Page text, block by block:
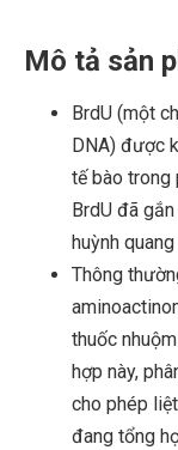
Mô tả sản
BrdU (một
DNA) được
tế bào trong
BrdU đã
huỳnh
Thông
thuốc
hợp này,
cho phép
đang tổng